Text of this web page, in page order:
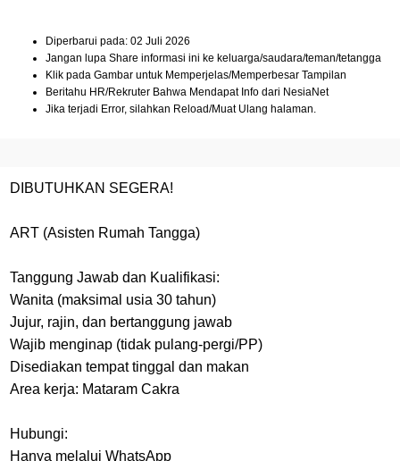
Diperbarui pada: 02 Juli 2026
Jangan lupa Share informasi ini ke keluarga/saudara/teman/tetangga
Klik pada Gambar untuk Memperjelas/Memperbesar Tampilan
Beritahu HR/Rekruter Bahwa Mendapat Info dari NesiaNet
Jika terjadi Error, silahkan Reload/Muat Ulang halaman.
DIBUTUHKAN SEGERA!
ART (Asisten Rumah Tangga)
Tanggung Jawab dan Kualifikasi:
Wanita (maksimal usia 30 tahun)
Jujur, rajin, dan bertanggung jawab
Wajib menginap (tidak pulang-pergi/PP)
Disediakan tempat tinggal dan makan
Area kerja: Mataram Cakra
Hubungi:
Hanya melalui WhatsApp